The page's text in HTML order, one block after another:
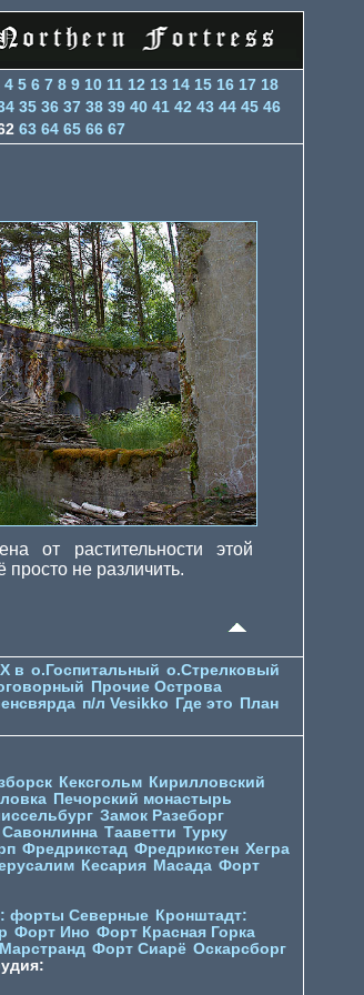
4 5 6 7 8 9 10 11 12 13 14 15 16 17 18
35 36 37 38 39 40 41 42 43 44 45 46
63 64 65 66 67
от растительности этой
не различить.
в о.Госпитальный о.Стрелковый
Прочие Острова
п/л Vesikko Где это
План
Кексгольм Кирилловский
Печорcкий монастырь
Замок Разеборг
Савонлинна Тааветти Турку
Фредрикстад Фредрикстен Хегра
Кесария Масада Форт
форты Северные Кронштадт:
Форт Ино Форт Красная Горка
Марстранд Форт Сиарё Оскарсборг